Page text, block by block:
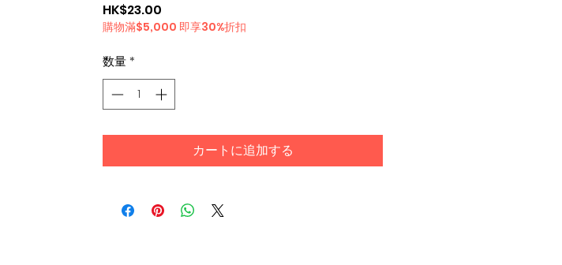
HK$23.00
格
購物滿$5,000 即享30%折扣
数量*
カートに追加する